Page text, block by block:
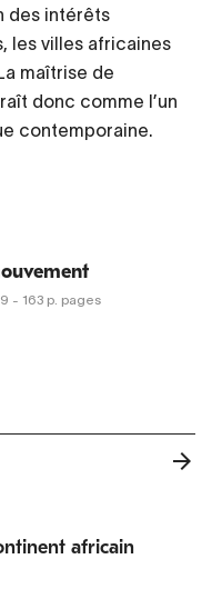
des intérêts
les villes africaines
maîtrise de
donc comme l’un
contemporaine.
- 163 p. pages
africain